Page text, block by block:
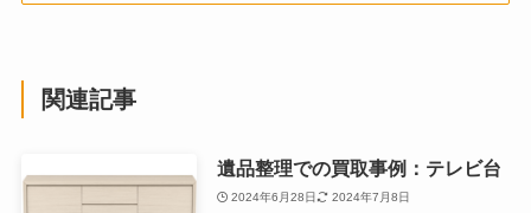
関連記事
遺品整理での買取事例：テレビ台
2024年6月28日 2024年7月8日